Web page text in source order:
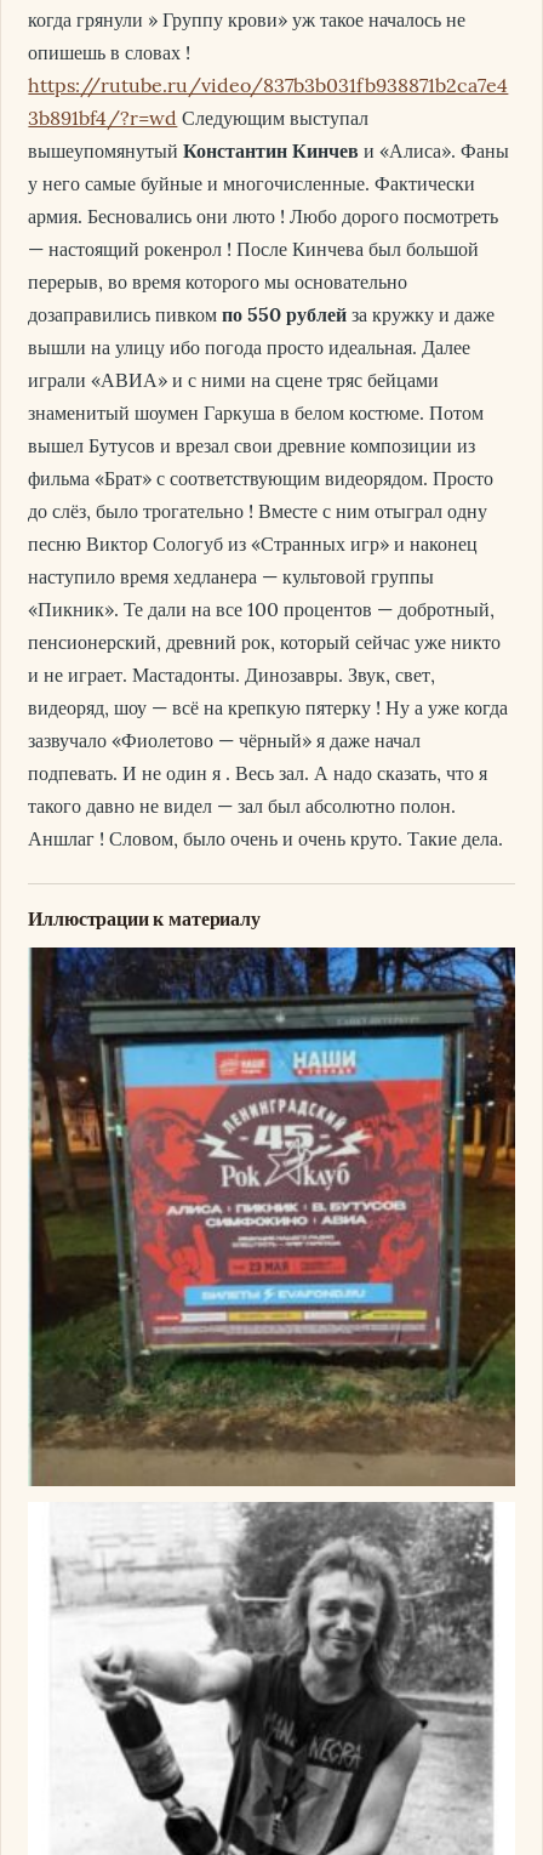
когда грянули » Группу крови» уж такое началось не
опишешь в словах !
https://rutube.ru/video/837b3b031fb938871b2ca7e4
3b891bf4/?r=wd Следующим выступал
вышеупомянутый Константин Кинчев и «Алиса». Фаны
у него самые буйные и многочисленные. Фактически
армия. Бесновались они люто ! Любо дорого посмотреть
— настоящий рокенрол ! После Кинчева был большой
перерыв, во время которого мы основательно
дозаправились пивкомпо 550 рублей за кружку и даже
вышли на улицу ибо погода просто идеальная. Далее
играли «АВИА» и с ними на сцене тряс бейцами
знаменитый шоумен Гаркуша в белом костюме. Потом
вышел Бутусов и врезал свои древние композиции из
фильма «Брат» с соответствующим видеорядом. Просто
до слёз, было трогательно ! Вместе с ним отыграл одну
песню Виктор Сологуб из «Странных игр» и наконец
наступило время хедланера — культовой группы
«Пикник». Те дали на все 100 процентов — добротный,
пенсионерский, древний рок, который сейчас уже никто
и не играет. Мастадонты. Динозавры. Звук, свет,
видеоряд, шоу — всё на крепкую пятерку ! Ну а уже когда
зазвучало «Фиолетово — чёрный» я даже начал
подпевать. И не один я . Весь зал. А надо сказать, что я
такого давно не видел — зал был абсолютно полон.
Аншлаг ! Словом, было очень и очень круто. Такие дела.
Иллюстрации к материалу
Изображение